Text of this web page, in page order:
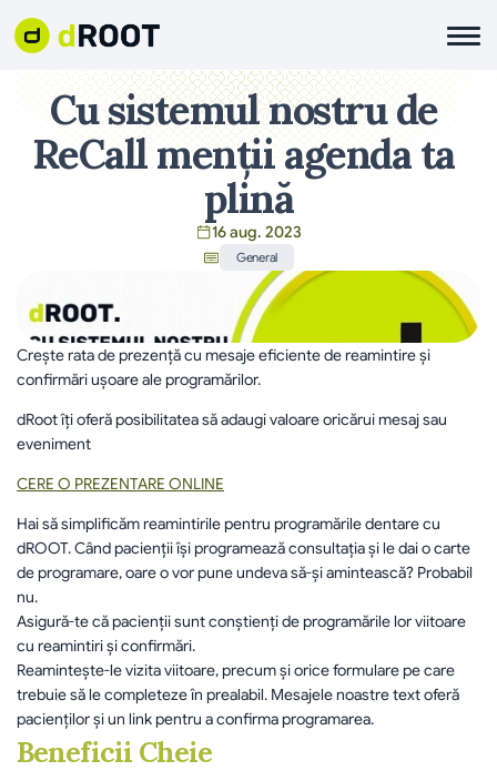
Cu sistemul nostru de
ReCall menții agenda ta
plină
16 aug. 2023
General
Crește rata de prezență cu mesaje eficiente de reamintire și
confirmări ușoare ale programărilor.
dRoot îți oferă posibilitatea să adaugi valoare oricărui mesaj sau
eveniment
CERE O PREZENTARE ONLINE
Hai să simplificăm reamintirile pentru programările dentare cu
dROOT. Când pacienții își programează consultația și le dai o carte
de programare, oare o vor pune undeva să-și amintească? Probabil
Asigură-te că pacienții sunt conștienți de programările lor viitoare
Reamintește-le vizita viitoare, precum și orice formulare pe care
trebuie să le completeze în prealabil. Mesajele noastre text oferă
pacienților și un link pentru a confirma programarea.
Beneficii Cheie